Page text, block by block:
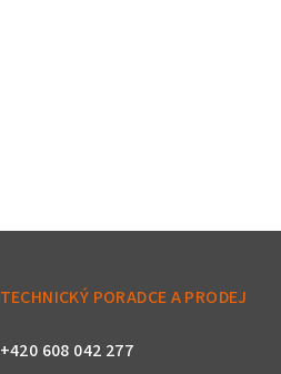
TECHNICKÝ PORADCE A PRODEJ
+420 608 042 277